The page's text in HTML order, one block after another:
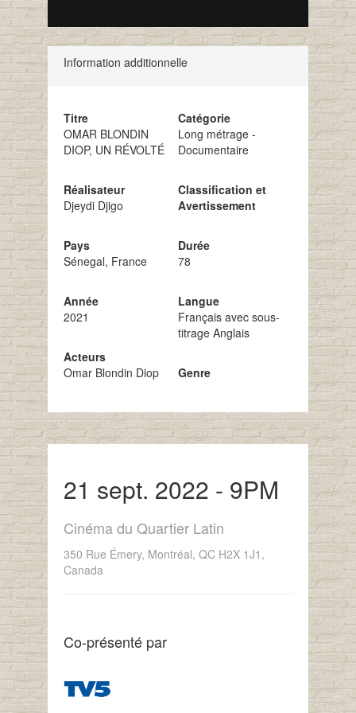
Information additionnelle
Titre
OMAR BLONDIN
DIOP, UN RÉVOLTÉ
Réalisateur
Djeydi Djigo
Pays
Sénegal, France
Année
2021
Acteurs
Omar Blondin Diop
Catégorie
Long métrage -
Documentaire
Classification et
Avertissement
Durée
78
Langue
Français avec sous-
titrage Anglais
Genre
21 sept. 2022 - 9PM
Cinéma du Quartier Latin
350 Rue Émery, Montréal, QC H2X 1J1,
Canada
Co-présenté par